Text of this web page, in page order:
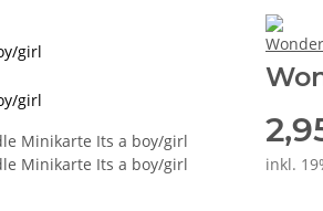
girl
girl
inkl.